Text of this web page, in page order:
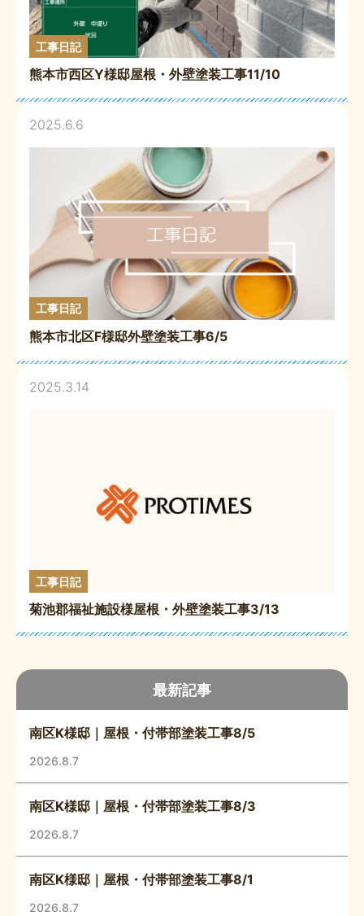
最新記事
南区K様邸｜屋根・付帯部塗装工事8/5
2026.8.7
南区K様邸｜屋根・付帯部塗装工事8/3
2026.8.7
南区K様邸｜屋根・付帯部塗装工事8/1
2026.8.7
工事日記
熊本市西区Y様邸屋根・外壁塗装工事11/10
2025.6.6
工事日記
熊本市北区F様邸外壁塗装工事6/5
2025.3.14
工事日記
菊池郡福祉施設様屋根・外壁塗装工事3/13